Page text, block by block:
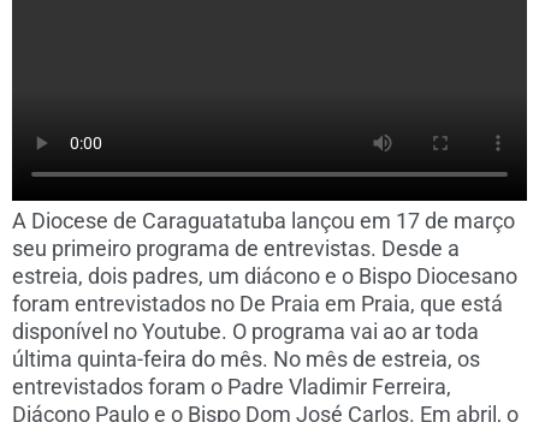
A Diocese de Caraguatatuba lançou em 17 de março
seu primeiro programa de entrevistas. Desde a
estreia, dois padres, um diácono e o Bispo Diocesano
foram entrevistados no De Praia em Praia, que está
disponível no Youtube. O programa vai ao ar toda
última quinta-feira do mês. No mês de estreia, os
entrevistados foram o Padre Vladimir Ferreira,
Diácono Paulo e o Bispo Dom José Carlos. Em abril, o